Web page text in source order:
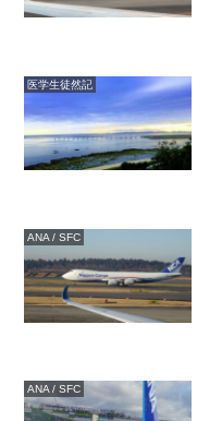
医学生徒然記
ANA / SFC
ANA / SFC